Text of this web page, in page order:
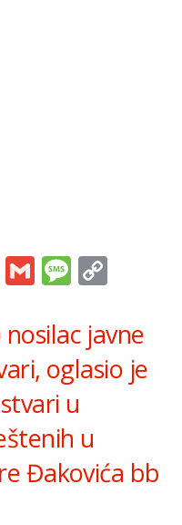
ViberGmail
javne
oglasio je
u
u
Đakovića bb